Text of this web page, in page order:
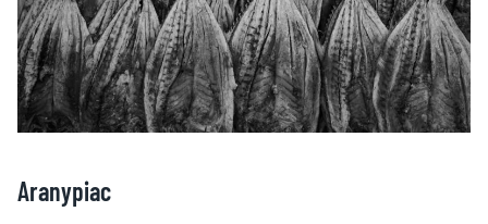
Aranypiac